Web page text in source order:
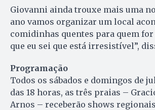
Giovanni ainda trouxe mais uma
ano vamos organizar um local
comidinhas quentes para quem
que eu sei que está irresistível”,
Programação
Todos os sábados e domingos de
das 18 horas, as três praias –
Arnos – receberão shows